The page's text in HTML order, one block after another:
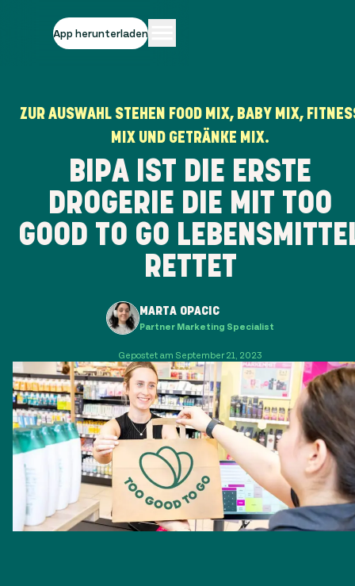
App herunterladen
ZUR AUSWAHL STEHEN FOOD MIX, BABY MIX,
MIX UND GETRÄNKE MIX.
BIPA IST DIE ERSTE
DROGERIE DIE MIT TOO
GOOD TO GO
RETTET
MARTA OPACIC
Partner Marketing Specialist
Gepostet am September 21, 2023